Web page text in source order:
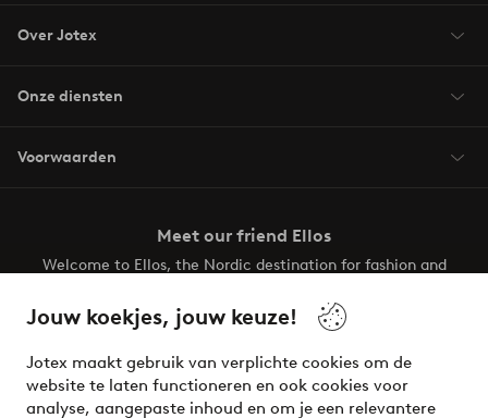
Jouw koekjes, jouw keuze!
Jotex maakt gebruik van verplichte cookies om de
website te laten functioneren en ook cookies voor
analyse, aangepaste inhoud en om je een relevantere
Over Jotex
Onze diensten
Voorwaarden
Meet our friend Ellos
Welcome to Ellos, the Nordic destination for fashion and
your wardrobe. Your next inspiring look is here!